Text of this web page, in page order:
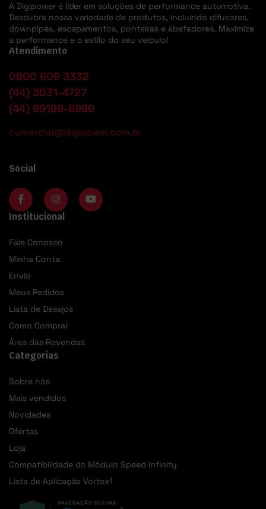
A Digipower é líder em soluções de performance automotiva.
Descubra nossa variedade de produtos, incluindo difusores,
downpipes, escapamentos, ponteiras e abafadores. Maximize
a performance e o estilo do seu veículo!
Atendimento
0800 606 3332
(44) 3031-4727
(44) 99169-6986
comercial@digipower.com.br
Social
Institucional
Fale Conosco
Minha Conta
Envio
Meus Pedidos
Lista de Desejos
Como Comprar
Área das Revendas
Categorias
Sobre nós
Mais vendidos
Novidades
Ofertas
Loja
Compatibilidade do Módulo Speed Infinity
Lista de Aplicação Vortex1